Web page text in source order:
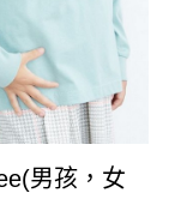
男孩，女